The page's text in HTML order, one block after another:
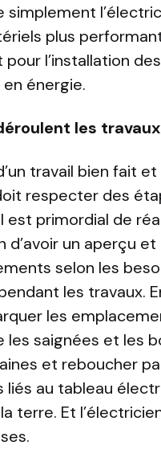
simplement
plus
l’installation
énergie.
les
travail bien fait
respecter des
est primordial de
d’avoir un aperçu
selon les
les travaux.
les
les saignées et les
et reboucher
liés au tableau
terre. Et